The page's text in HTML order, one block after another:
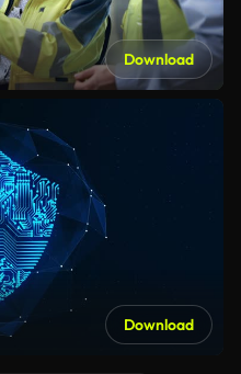
Download
Download